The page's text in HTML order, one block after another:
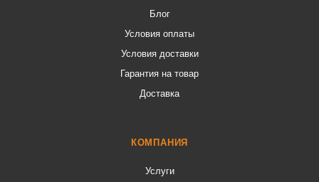
Блог
Условия оплаты
Условия доставки
Гарантия на товар
Доставка
КОМПАНИЯ
Услуги